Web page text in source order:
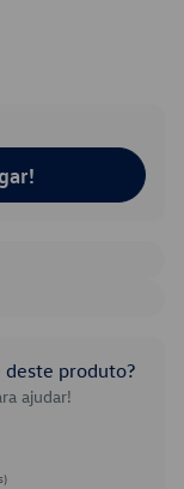
deste produto?
ajudar!